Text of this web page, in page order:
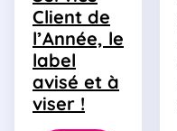
Client de
l’Année, le
label
avisé et à
viser !